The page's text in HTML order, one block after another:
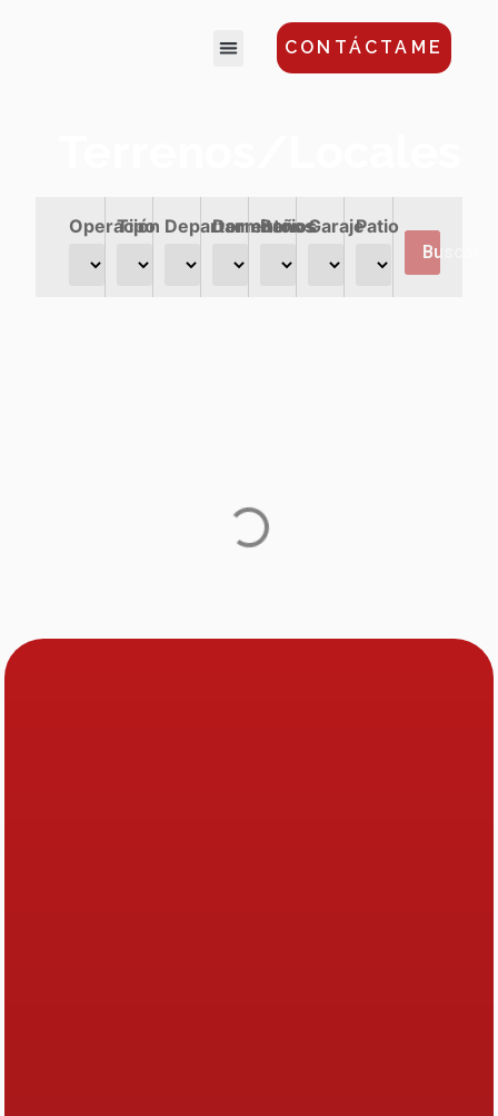
CONTÁCTAME
Operación
Tipo Departamentos
Dormitorios
BañosGarajePatio
Buscar